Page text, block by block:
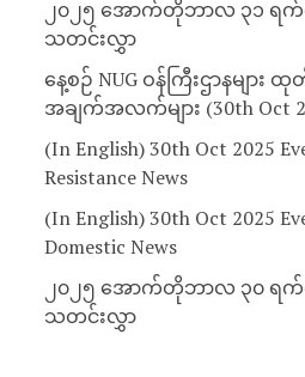
၂၀၂၅ အောက်တိုဘာလ ၃၁ ရက်
သတင်းလွှာ
နေ့စဉ် NUG ဝန်ကြီးဌာနမျာ
အချက်အလက်များ (30th Oct
(In English) 30th Oct 2025
Resistance News
(In English) 30th Oct 2025
Domestic News
၂၀၂၅ အောက်တိုဘာလ ၃၀ ရက်
သတင်းလွှာ